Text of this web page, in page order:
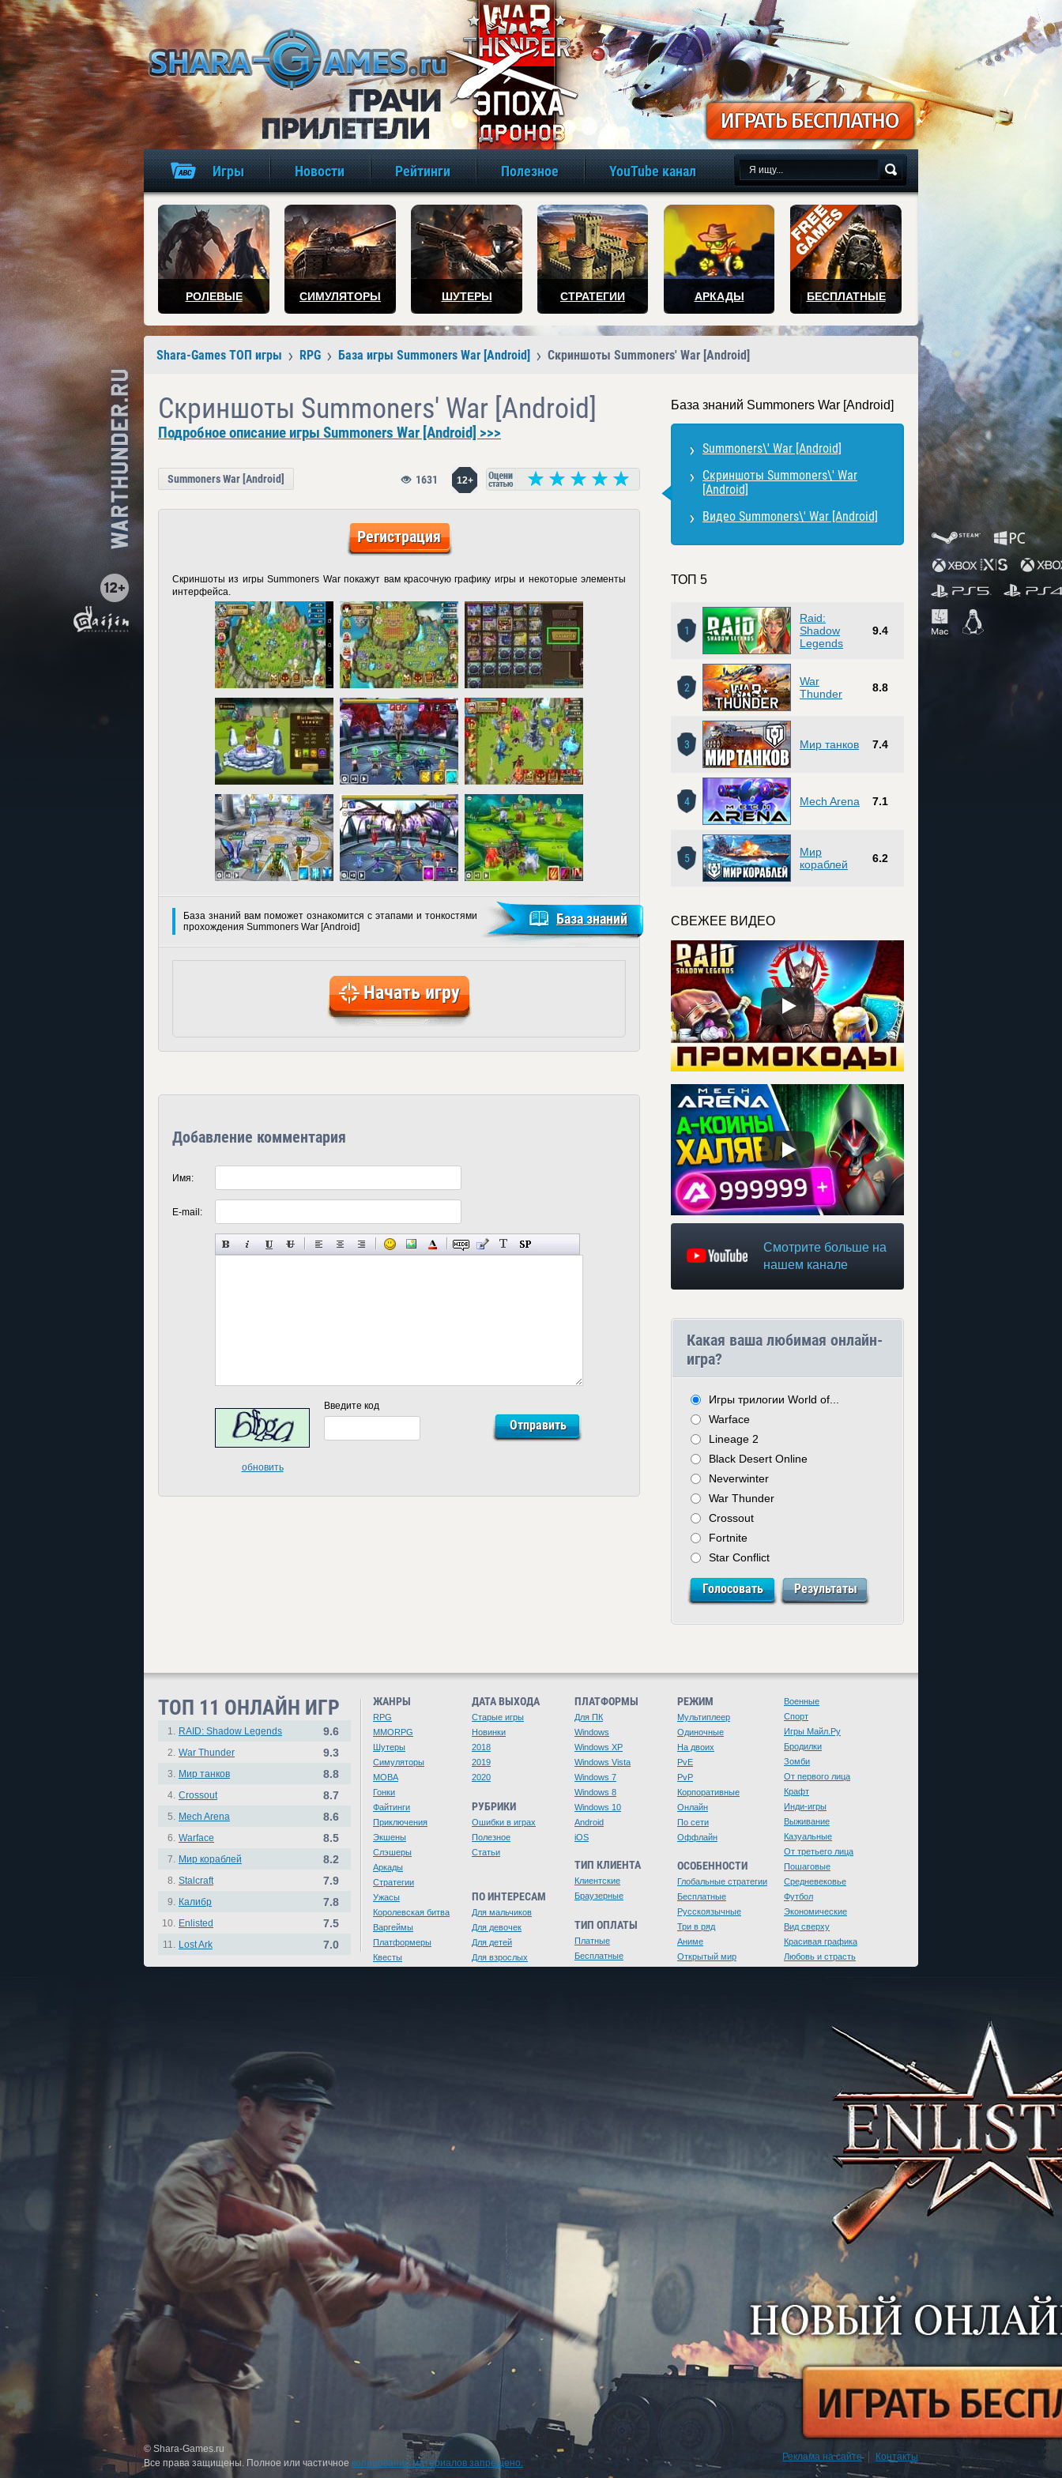
игры онлайн бесплатно
Игры Новости Рейтинги Полезное YouTube канал
РОЛЕВЫЕ СИМУЛЯТОРЫ ШУТЕРЫ СТРАТЕГИИ АРКАДЫ БЕСПЛАТНЫЕ
Shara-Games ТОП игры RPG База игры Summoners War [Android] Скриншоты Summoners' War [Android]
Скриншоты Summoners' War [Android]
Подробное описание игры Summoners War [Android] >>>
Summoners War [Android] 12+
1631
Регистрация
Скриншоты из игры Summoners War покажут вам красочную графику игры и некоторые элементы
интерфейса.
База знаний вам поможет ознакомится с этапами и тонкостями
прохождения Summoners War [Android]
База знаний
Начать игру
Добавление комментария
Имя:
E-mail:
обновить
Введите код
База знаний Summoners War [Android]
Summoners\' War [Android]
Скриншоты Summoners\' War
[Android]
Видео Summoners\' War [Android]
ТОП 5
1
Raid:
Shadow
Legends
9.4
2
War
Thunder
8.8
3 Мир танков 7.4
4 Mech Arena 7.1
5
Мир
кораблей
6.2
СВЕЖЕЕ ВИДЕО
Смотрите больше на
нашем канале
Какая ваша любимая онлайн-
игра?
Игры трилогии World of...
Warface
Lineage 2
Black Desert Online
Neverwinter
War Thunder
Crossout
Fortnite
Star Conflict
ТОП 11 ОНЛАЙН ИГР
1. RAID: Shadow Legends 9.6
2. War Thunder 9.3
3. Мир танков 8.8
4. Crossout 8.7
5. Mech Arena 8.6
6. Warface 8.5
7. Мир кораблей 8.2
8. Stalcraft 7.9
9. Калибр 7.8
10. Enlisted 7.5
11. Lost Ark 7.0
ЖАНРЫ
RPG
MMORPG
Шутеры
Симуляторы
MOBA
Гонки
Файтинги
Приключения
Экшены
Слэшеры
Аркады
Стратегии
Ужасы
Королевская битва
Варгеймы
Платформеры
Квесты
ДАТА ВЫХОДА
Старые игры
Новинки
2018
2019
2020
РУБРИКИ
Ошибки в играх
Полезное
Статьи
ПО ИНТЕРЕСАМ
Для мальчиков
Для девочек
Для детей
Для взрослых
ПЛАТФОРМЫ
Для ПК
Windows
Windows XP
Windows Vista
Windows 7
Windows 8
Windows 10
Android
iOS
ТИП КЛИЕНТА
Клиентские
Браузерные
ТИП ОПЛАТЫ
Платные
Бесплатные
РЕЖИМ
Мультиплеер
Одиночные
На двоих
PvE
PvP
Корпоративные
Онлайн
По сети
Оффлайн
ОСОБЕННОСТИ
Глобальные стратегии
Бесплатные
Русскоязычные
Три в ряд
Аниме
Открытый мир
Военные
Спорт
Игры Майл.Ру
Бродилки
Зомби
От первого лица
Крафт
Инди-игры
Выживание
Казуальные
От третьего лица
Пошаговые
Средневековье
Футбол
Экономические
Вид сверху
Красивая графика
Любовь и страсть
© Shara-Games.ru
Все права защищены. Полное или частичное копирование материалов запрещено.
Реклама на сайте Контакты